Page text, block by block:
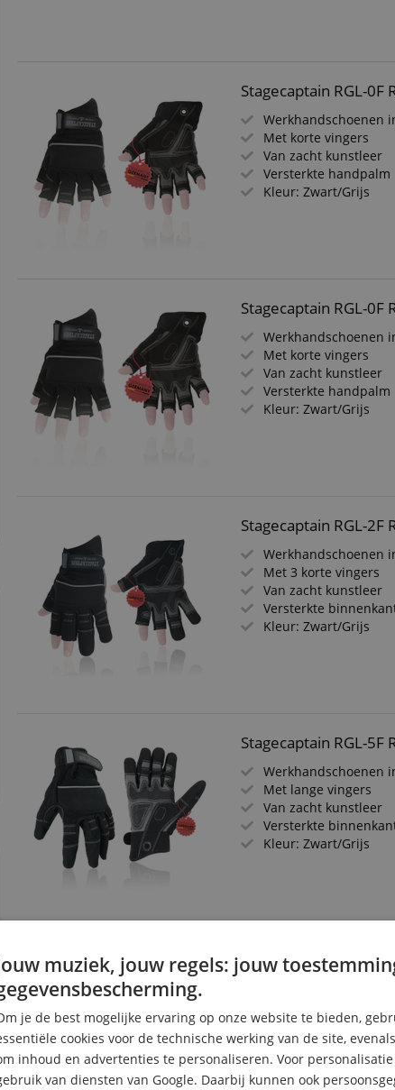
Stagecaptain RGL-
Werkhandschoenen
Met korte vingers
Van zacht kunstleer
Versterkte handpalm
Kleur: Zwart/Grijs
Stagecaptain RGL-0F
Werkhandschoenen
Met korte vingers
Van zacht kunstleer
Versterkte handpalm
Kleur: Zwart/Grijs
Stagecaptain RGL-
Werkhandschoenen
Met 3 korte vingers
Van zacht kunstleer
Versterkte
Kleur: Zwart/Grijs
Stagecaptain RGL-
Werkhandschoenen
Met lange vingers
Van zacht kunstleer
Versterkte
Kleur: Zwart/Grijs
Stagecaptain RGL-5F
Van zacht kunstleer
Versterkte
Kleur: Zwart/Grijs
muziek, jouw regels: jouw
je de best mogelijke ervaring op onze website te bieden,
cookies voor de technische werking van de site,
inhoud en advertenties te personaliseren. Voor
van diensten van Google. Daarbij kunnen ook